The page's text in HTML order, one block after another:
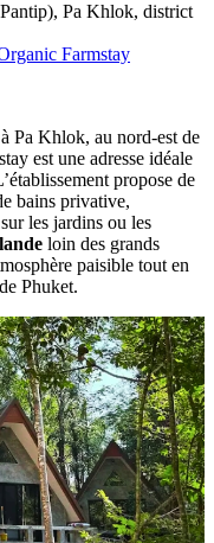
Pa Khlok, district
Farmstay
Pa Khlok, au nord-est de
est une adresse idéale
propose de
bains privative,
les jardins ou les
loin des grands
paisible tout en
Phuket.